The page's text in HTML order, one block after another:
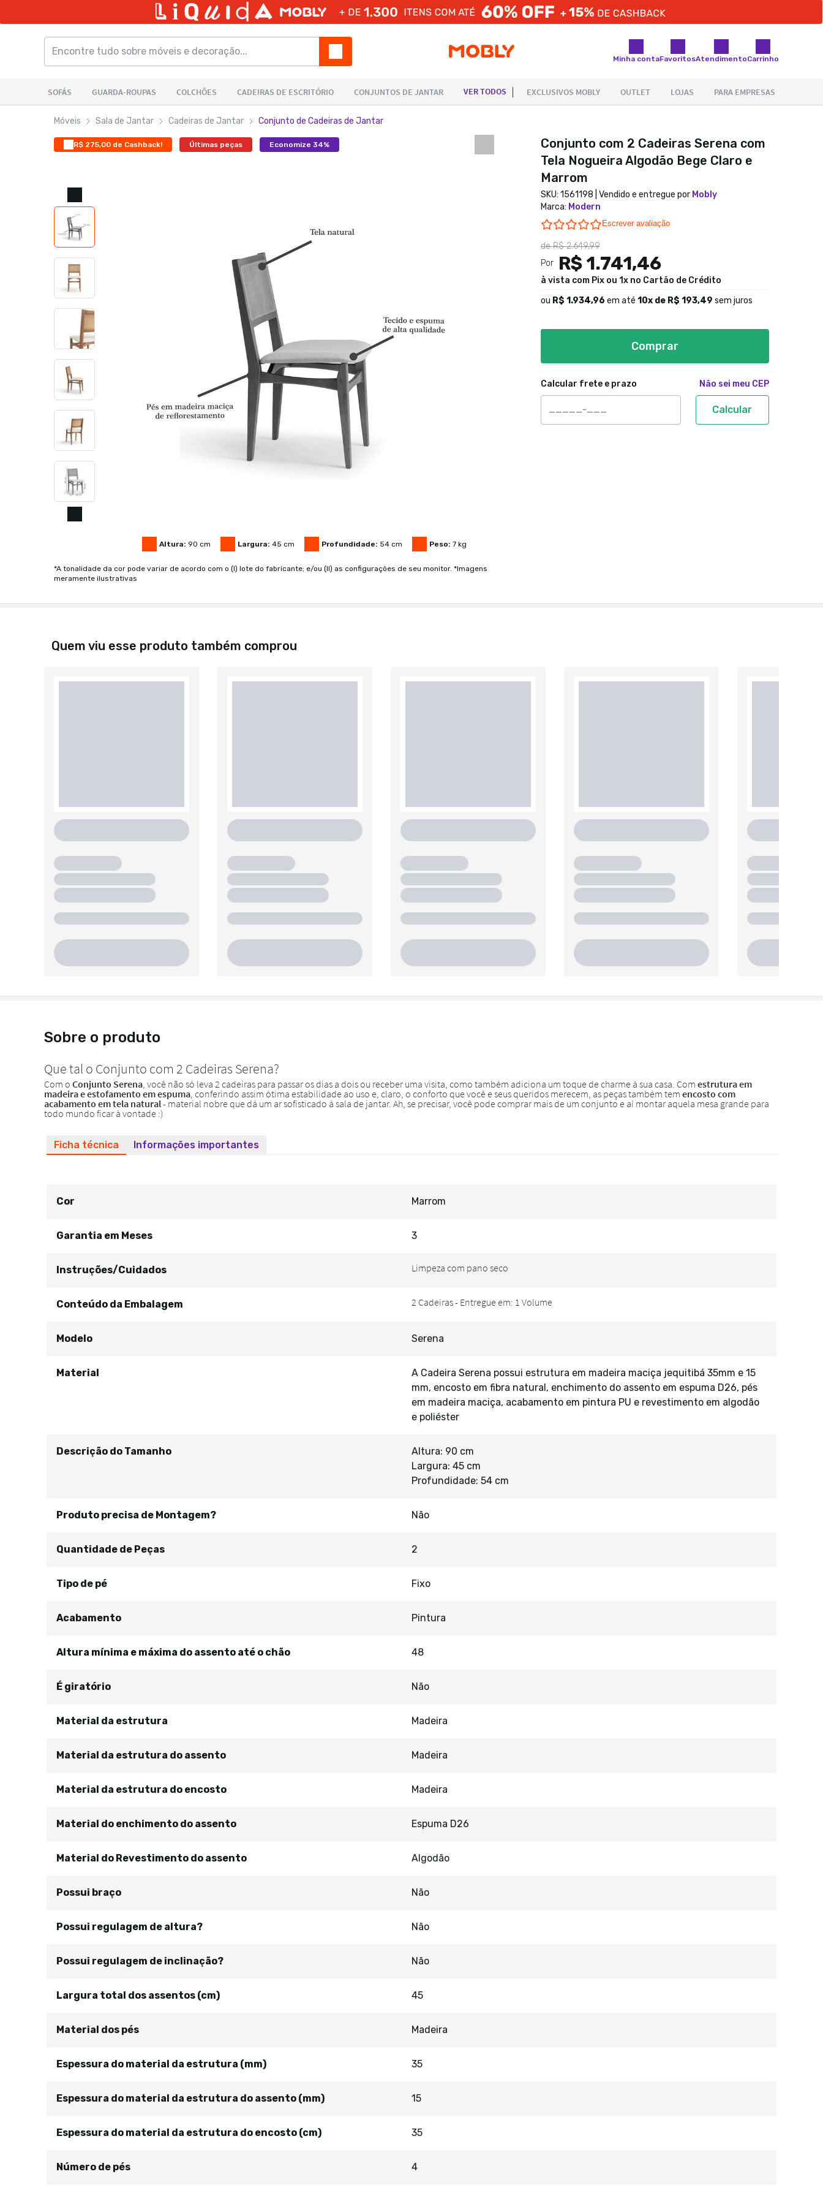
Minha contaFavoritosAtendimentoCarrinho
Móveis Sala de Jantar Cadeiras de Jantar Conjunto de Cadeiras de Jantar
R$ 275,00 de Cashback! Últimas peças Economize 34%
Altura: 90 cm Largura: 45 cm Profundidade: 54cm Peso: 7 kg
*A tonalidade da cor pode variar de acordo com o (I) lote do fabricante; e/ou (II) as configurações de seu monitor. *Imagens
meramente ilustrativas
Conjunto com 2 Cadeiras Serena com
Tela Nogueira Algodão Bege Claro e
Marrom
SKU: 1561198 | Vendido e entregue por Mobly
Marca: Modern
0.0 star rating
Escrever avaliação
deR$ 2.649,99
Por
R$ 1.741,46
à vista com Pix ou 1x no Cartão de Crédito
ou R$ 1.934,96 em até 10x de R$ 193,49 sem juros
Comprar
Calcular frete e prazo Não sei meu CEP
Calcular
Quem viu esse produto também comprou
Sobre o produto
Ficha técnica Informações importantes
Cor Marrom
Garantia em Meses 3
Instruções/Cuidados
Conteúdo da Embalagem
Modelo Serena
Material
A Cadeira Serena possui estrutura em madeira maciça jequitibá 35mm e 15
mm, encosto em fibra natural, enchimento do assento em espuma D26, pés
em madeira maciça, acabamento em pintura PU e revestimento em algodão
e poliéster
Descrição do Tamanho
Altura: 90 cm
Largura: 45 cm
Profundidade: 54 cm
Produto precisa de Montagem? Não
Quantidade de Peças 2
Tipo de pé Fixo
Acabamento Pintura
Altura mínima e máxima do assento até o chão 48
É giratório Não
Material da estrutura Madeira
Material da estrutura do assento Madeira
Material da estrutura do encosto Madeira
Material do enchimento do assento Espuma D26
Material do Revestimento do assento Algodão
Possui braço Não
Possui regulagem de altura? Não
Possui regulagem de inclinação? Não
Largura total dos assentos (cm) 45
Material dos pés Madeira
Espessura do material da estrutura (mm) 35
Espessura do material da estrutura do assento (mm) 15
Espessura do material da estrutura do encosto (cm) 35
Número de pés 4